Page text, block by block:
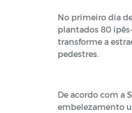
No primeiro dia
plantados 80
transforme a
pedestres.
De acordo com a
embelezamento